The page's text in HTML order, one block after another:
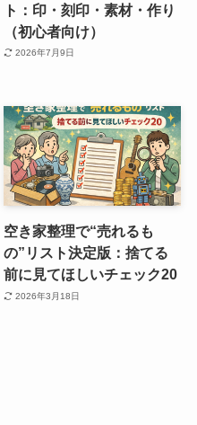
ト：印・刻印・素材・作り
（初心者向け）
2026年7月9日
空き家整理で“売れるも
の”リスト決定版：捨てる
前に見てほしいチェック20
2026年3月18日